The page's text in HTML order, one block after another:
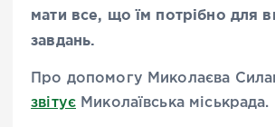
мати все, що їм потрібно для
завдань.
Про допомогу Миколаєва
звітуєМиколаївська міськрада.